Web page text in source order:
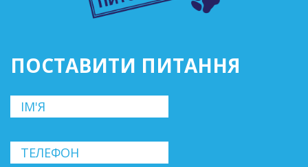
ПОСТАВИТИ ПИТАННЯ